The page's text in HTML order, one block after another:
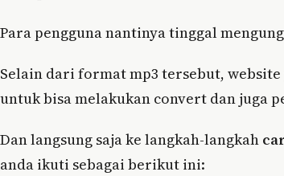
Para pengguna nantinya tinggal
Selain dari format mp3 tersebut,
untuk bisa melakukan convert dan juga
Dan langsung saja ke langkah-langkah
anda ikuti sebagai berikut ini: